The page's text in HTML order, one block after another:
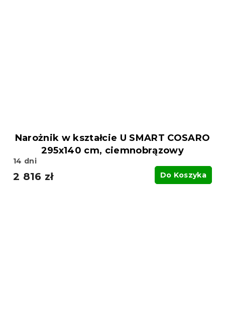
Narożnik w kształcie U SMART COSARO
295x140 cm, ciemnobrązowy
14 dni
2 816 zł Do Koszyka